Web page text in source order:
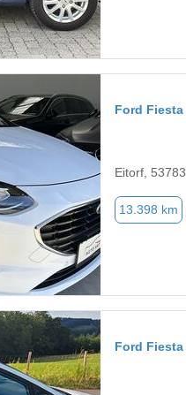
Ford Fiesta
Eitorf, 53783
13.398 km
Ford Fiesta